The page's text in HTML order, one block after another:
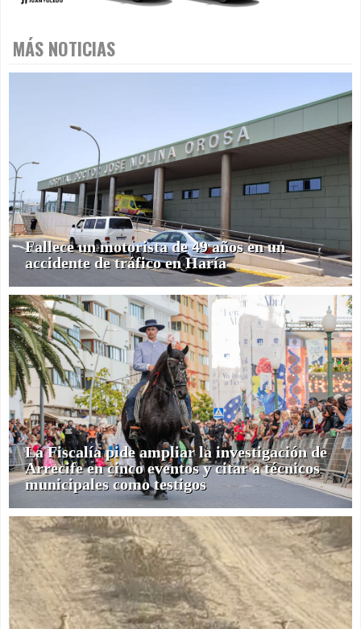
MÁS NOTICIAS
Fallece un motorista de 49 años en un
accidente de tráfico en Haría
La Fiscalía pide ampliar la investigación de
Arrecife en cinco eventos y citar a técnicos
municipales como testigos